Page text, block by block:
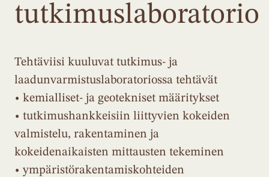
tutkimuslaboratorio
Tehtäviisi kuuluvat tutkimus- ja
laadunvarmistuslaboratoriossa tehtävät
• kemialliset- ja geotekniset määritykset
• tutkimushankkeisiin liittyvien kokeiden
valmistelu, rakentaminen ja
kokeidenaikaisten mittausten tekeminen
• ympäristörakentamiskohteiden